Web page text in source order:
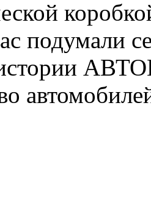
подумали